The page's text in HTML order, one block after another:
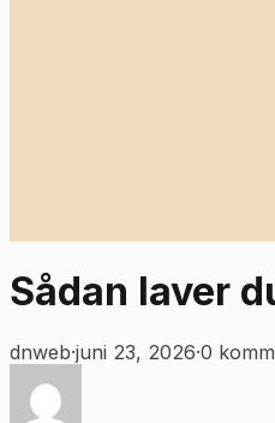
Sådan laver
dnweb·juni 23, 2026·0